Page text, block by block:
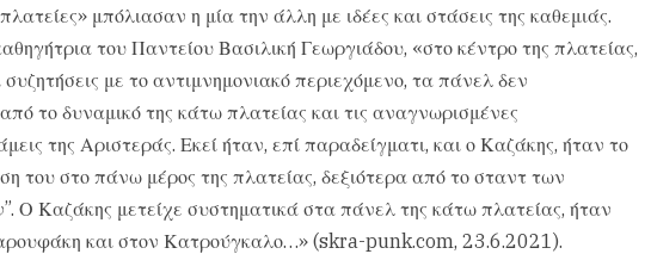
μπόλιασαν η μία την άλλη με ιδέες και στάσεις της καθεμιάς.
του Παντείου Βασιλική Γεωργιάδου, «στο κέντρο της πλατείας,
συζητήσεις με το αντιμνημονιακό περιεχόμενο, τα πάνελ δεν
το δυναμικό της κάτω πλατείας και τις αναγνωρισμένες
της Αριστεράς. Εκεί ήταν, επί παραδείγματι, και ο Καζάκης, ήταν το
του στο πάνω μέρος της πλατείας, δεξιότερα από το σταντ των
Ο Καζάκης μετείχε συστηματικά στα πάνελ της κάτω πλατείας, ήταν
και στον Κατρούγκαλο…» (skra-punk.com, 23.6.2021).